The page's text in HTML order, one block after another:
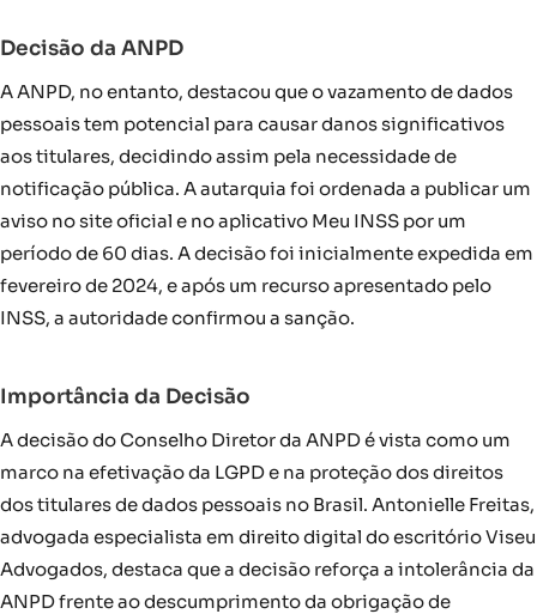
Decisão da ANPD
A ANPD, no entanto, destacou que o vazamento de dados
pessoais tem potencial para causar danos significativos
aos titulares, decidindo assim pela necessidade de
notificação pública. A autarquia foi ordenada a publicar um
aviso no site oficial e no aplicativo Meu INSS por um
período de 60 dias. A decisão foi inicialmente expedida em
fevereiro de 2024, e após um recurso apresentado pelo
INSS, a autoridade confirmou a sanção.
Importância da Decisão
A decisão do Conselho Diretor da ANPD é vista como um
marco na efetivação da LGPD e na proteção dos direitos
dos titulares de dados pessoais no Brasil. Antonielle Freitas,
advogada especialista em direito digital do escritório Viseu
Advogados, destaca que a decisão reforça a intolerância da
ANPD frente ao descumprimento da obrigação de